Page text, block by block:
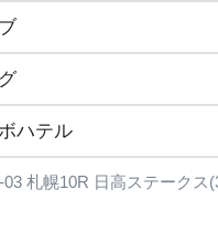
ハテル
03 札幌10R 日高ステーク